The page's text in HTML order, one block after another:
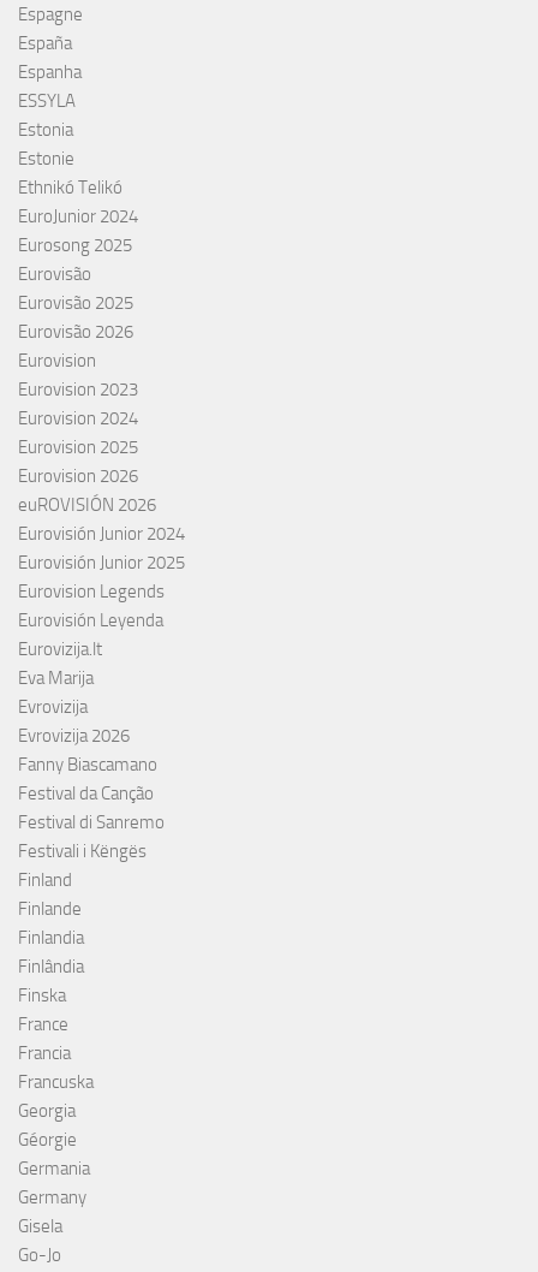
Espagne
España
Espanha
ESSYLA
Estonia
Estonie
Ethnikó Telikó
EuroJunior 2024
Eurosong 2025
Eurovisão
Eurovisão 2025
Eurovisão 2026
Eurovision
Eurovision 2023
Eurovision 2024
Eurovision 2025
Eurovision 2026
euROVISIÓN 2026
Eurovisión Junior 2024
Eurovisión Junior 2025
Eurovision Legends
Eurovisión Leyenda
Eurovizija.lt
Eva Marija
Evrovizija
Evrovizija 2026
Fanny Biascamano
Festival da Canção
Festival di Sanremo
Festivali i Këngës
Finland
Finlande
Finlandia
Finlândia
Finska
France
Francia
Francuska
Georgia
Géorgie
Germania
Germany
Gisela
Go-Jo